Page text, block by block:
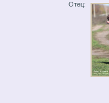
Отец: